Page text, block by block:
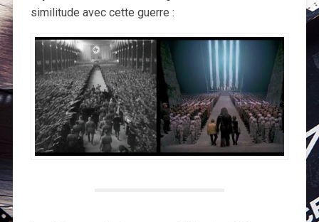
similitude avec cette guerre :